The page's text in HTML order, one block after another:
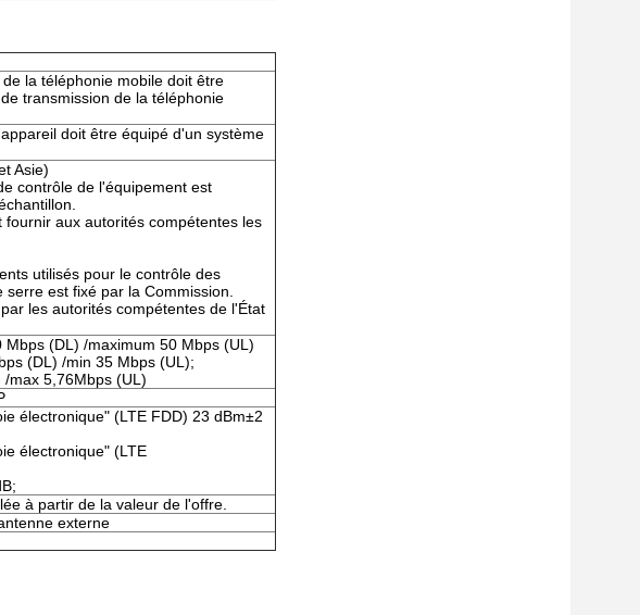
la téléphonie mobile doit être
transmission de la téléphonie
doit être équipé d'un système
Asie)
contrôle de l'équipement est
fournir aux autorités compétentes les
utilisés pour le contrôle des
est fixé par la Commission.
les autorités compétentes de l'État
Mbps (DL) /maximum 50 Mbps (UL)
(DL) /min 35 Mbps (UL);
max 5,76Mbps (UL)
électronique" (LTE FDD) 23 dBm±2
électronique" (LTE
à partir de la valeur de l'offre.
externe